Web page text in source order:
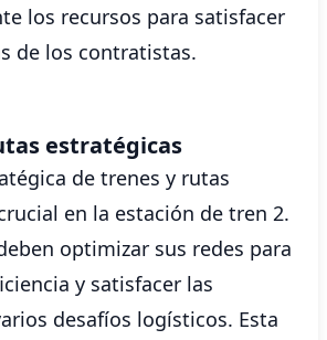
los recursos para satisfacer
de los contratistas.
estratégicas
de trenes y rutas
en la estación de tren 2.
optimizar sus redes para
y satisfacer las
desafíos logísticos. Esta